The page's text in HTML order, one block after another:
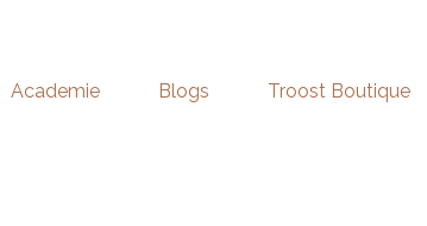
Academie Blogs Troost Boutique